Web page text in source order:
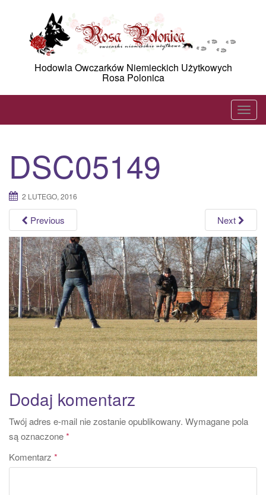
Hodowla Owczarków Niemieckich Użytkowych
Rosa Polonica
T
o
v
i
g
a
t
i
o
n
DSC05149
2 LUTEGO, 2016
Previous Next
Dodaj komentarz
Twój adres e-mail nie zostanie opublikowany. Wymagane pola
są oznaczone*
Komentarz *